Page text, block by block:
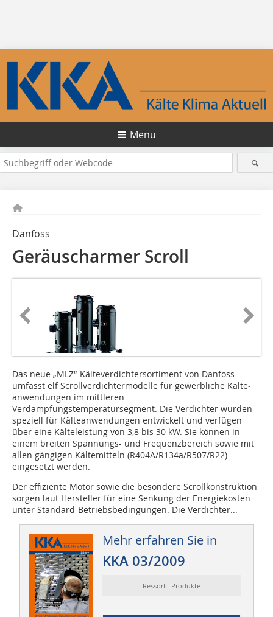
Menü
Danfoss
Geräuscharmer Scroll
Das neue „MLZ“-Kälte­ver­dich­ter­sortiment von Dan­foss
umfasst elf Scrollver­dich­ter­modelle für gewerbliche Kälte­
anwendungen im mittleren
Verdampfungstemperatursegment. Die Verdichter wurden
speziell für Kälteanwendungen entwickelt und verfügen
über eine Kälteleistung von 3,8 bis 30 kW. Sie können in
einem breiten Spannungs- und Frequenzbereich sowie mit
allen gängigen Kältemitteln (R404A/R134a/R507/R22)
eingesetzt werden.
Der effiziente Motor sowie die besondere Scrollkonstruktion
sorgen laut Hersteller für eine Senkung der Energiekosten
unter Standard-Betriebsbedingungen. Die Verdichter...
Mehr erfahren Sie in
KKA 03/2009
Ressort: Produkte